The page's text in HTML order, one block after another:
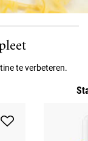
te verbeteren.